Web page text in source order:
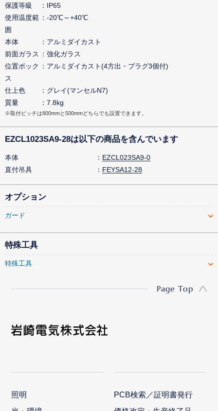
保護等級
IP65
使用温度範
囲
-20℃～+40℃
本体
アルミダイカスト
前面ガラス
強化ガラス
位置ボック
ス
アルミダイカスト(4方出・プラグ3個付)
仕上色
グレイ(マンセルN7)
質量
7.8kg
※取付ピッチは800mmと500mmどちらでも設置できます。
EZCL1023SA9-28は以下の商品を含んでいます
本体
EZCL023SA9-0
直付吊具
FEYSA12-28
オプション
ガード
特殊工具
特殊工具
Page Top
照明
PCB検索／証明書発行